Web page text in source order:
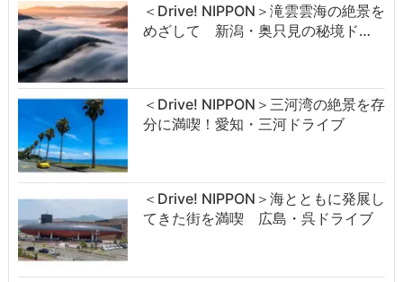
＜Drive! NIPPON＞滝雲雲海の絶景を
めざして 新潟・奥只見の秘境ド…
＜Drive! NIPPON＞三河湾の絶景を存
分に満喫！愛知・三河ドライブ
＜Drive! NIPPON＞海とともに発展し
てきた街を満喫 広島・呉ドライブ